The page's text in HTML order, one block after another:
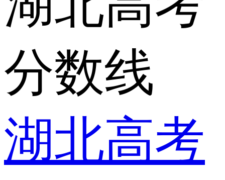
分数线
湖北高考